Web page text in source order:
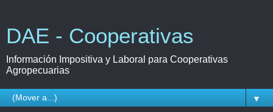
DAE - Cooperativas
Información Impositiva y Laboral para Cooperativas
Agropecuarias
▼